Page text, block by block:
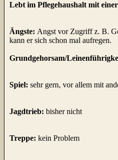
Lebt im Pflegehaushalt mit
Ängste: Angst vor Zugriff z. B.
kann er sich schon mal aufregen.
Grundgehorsam/
Spiel: sehr gern, vor allem mit
Jagdtrieb: bisher nicht
Treppe: kein Problem